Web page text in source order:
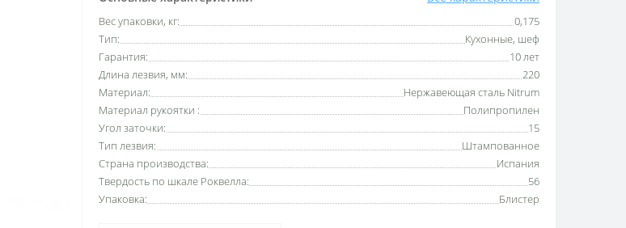
Вес упаковки, кг:
0,175
Тип:
Кухонные, шеф
Гарантия:
10 лет
Длина лезвия, мм:
220
Материал:
Нержавеющая сталь Nitrum
Материал рукоятки :
Полипропилен
Угол заточки:
15
Тип лезвия:
Штампованное
Страна производства:
Испания
Твердость по шкале Роквелла:
56
Упаковка:
Блистер